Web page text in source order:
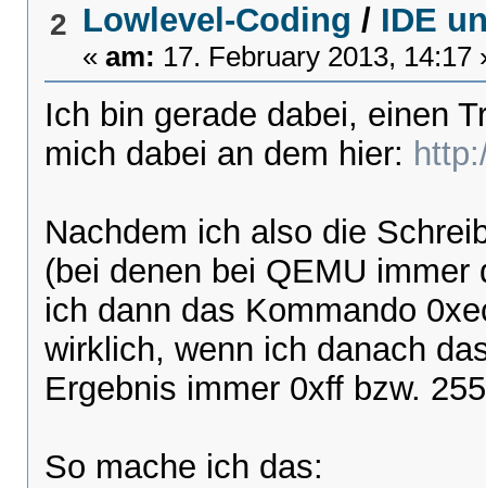
2 Lowlevel-Coding / IDE
«am: 17. February 2013, 14:17
Ich bin gerade dabei, einen
mich dabei an dem hier:
Nachdem ich also die
(bei denen bei QEMU
ich dann das Kommando
wirklich, wenn ich danach
Ergebnis immer 0xff bzw.
So mache ich das: